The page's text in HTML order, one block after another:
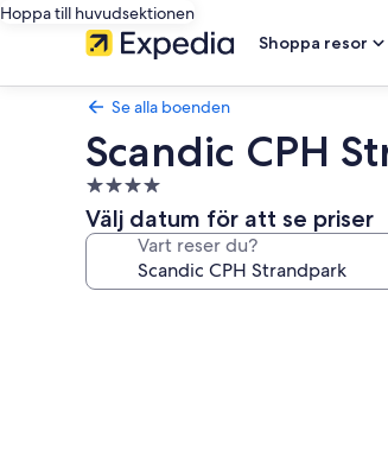
Hoppa till huvudsektionen
Shoppa resor
Se alla boenden
Scandic CPH
4.0-
stjärnigt
boende
Välj datum för att se priser
Vart reser du?